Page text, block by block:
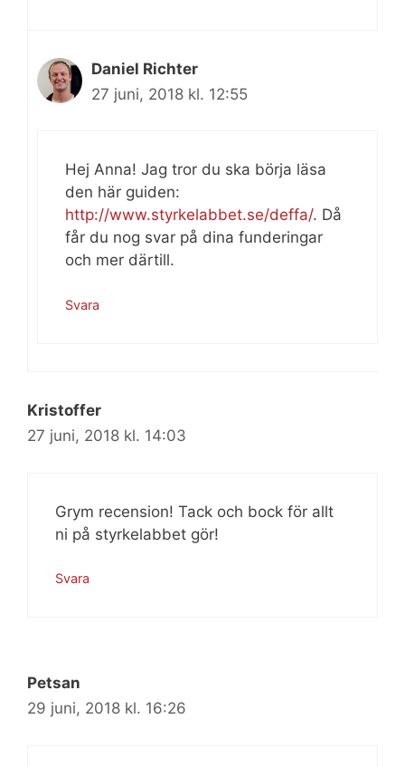
Daniel Richter
27 juni, 2018 kl. 12:55
Hej Anna! Jag tror du ska börja läsa
den här guiden:
http://www.styrkelabbet.se/deffa/. Då
får du nog svar på dina funderingar
och mer därtill.
Svara
Kristoffer
27 juni, 2018 kl. 14:03
Grym recension! Tack och bock för allt
ni på styrkelabbet gör!
Svara
Petsan
29 juni, 2018 kl. 16:26